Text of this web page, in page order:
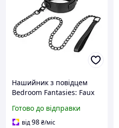
Нашийник з повідцем
Bedroom Fantasies: Faux
sexstyle
Готово до відправки
від98₴/міс